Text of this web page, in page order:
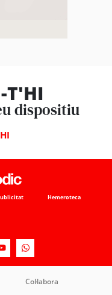
T'HI
dispositiu
Hemeroteca
Col·labora